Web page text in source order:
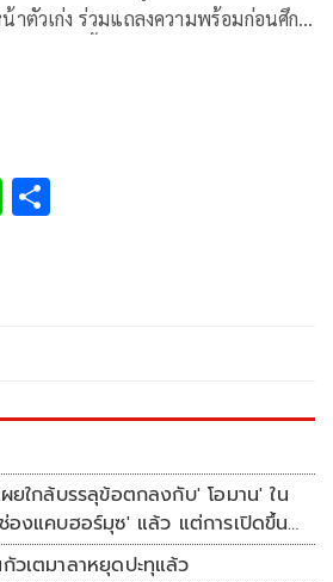
าตัวเก่ง ร่วมแถลงความพร้อมก่อนศึก
แรก เพื่อเปิดโอกาสลุ้นเข้ารอบต่อไป
Li
ยใกล้บรรลุข้อตกลงกับ' โอมาน' ใน
องแคบฮอร์มุซ' แล้ว แต่การเปิดขึ้น
ฐฯ
กัวเตมาลาหยุดปะทุแล้ว